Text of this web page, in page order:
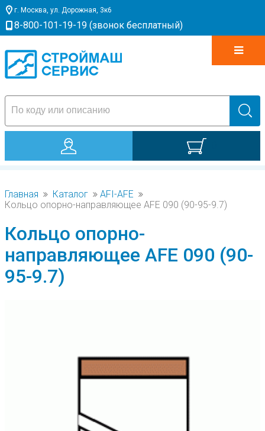
г. Москва, ул. Дорожная, 3к6
8-800-101-19-19 (звонок бесплатный)
Главная Каталог
AFI-AFE
Кольцо опорно-направляющее AFE 090 (90-95-9.7)
Кольцо опорно-
направляющее AFE 090 (90-
95-9.7)